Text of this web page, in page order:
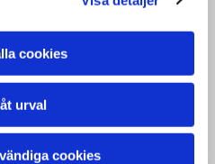
cookies
urval
cookies
med en renovering
känsla med praktiska